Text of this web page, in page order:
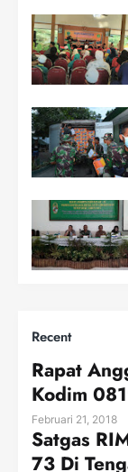
Recent
Rapat
Kodim
Februari 21, 2018
Satgas
73 Di